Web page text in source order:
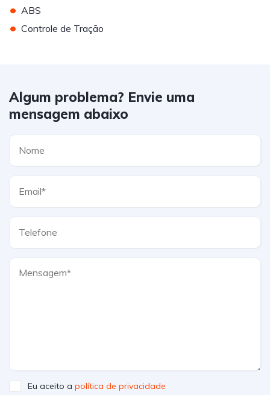
• ABS
• Controle de Tração
Algum problema? Envie uma
mensagem abaixo
Eu aceito a política de privacidade